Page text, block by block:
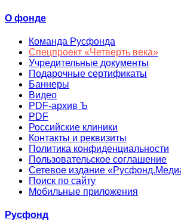
О фонде
Команда Русфонда
Спецпроект «Четверть века»
Учредительные документы
Подарочные сертификаты
Баннеры
Видео
PDF-архив Ъ
PDF
Российские клиники
Контакты и реквизиты
Политика конфиденциальности
Пользовательское соглашение
Сетевое издание
Поиск по сайту
Мобильные приложения
Русфонд